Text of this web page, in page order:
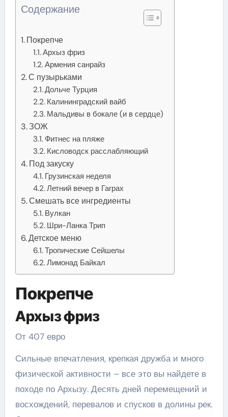
Содержание
Покрепче
Архыз фриз
Армения санрайз
С пузырьками
Дольче Турция
Калининградский вайб
Мальдивы в бокале (и в сердце)
ЗОЖ
Фитнес на пляже
Кисловодск расслабляющий
Под закуску
Грузинская неделя
Летний вечер в Гаграх
Смешать все ингредиенты
Вулкан
Шри-Ланка Трип
Детское меню
Тропические Сейшелы
Лимонад Байкал
Покрепче
Архыз фриз
От 407 евро
Сильные впечатления, крепкая дружба и много
физической активности – все это вы найдете в
походе по Архызу. Десять дней перемещений и
восхождений, перевалов и спусков в долины рек.